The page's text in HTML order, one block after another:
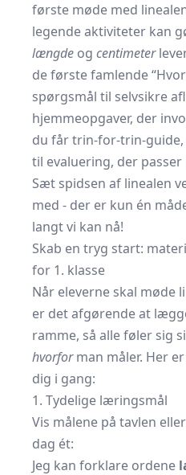
første møde med
legende aktiviteter kan
længde og centimeter
de første famlende
spørgsmål til selvsikre
hjemmeopgaver, der
du får trin-for-trin-
til evaluering, der
Sæt spidsen af linealen
med - der er kun én
langt vi kan nå!
Skab en tryg start:
for 1. klasse
Når eleverne skal møde
er det afgørende at
ramme, så alle føler sig
hvorforman måler. Her
dig i gang:
1. Tydelige læringsmål
Vis målene på tavlen
dag ét:
Jeg kan forklare ordene